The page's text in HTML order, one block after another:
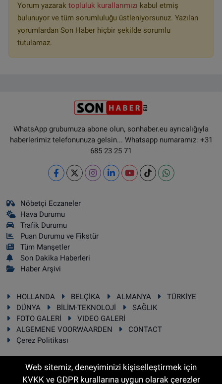
Yorum yazarak topluluk kurallarımızı kabul etmiş
bulunuyor ve tüm sorumluluğu üstleniyorsunuz. Yazılan
yorumlardan Son Haber hiçbir şekilde sorumlu
tutulamaz.
WhatsApp grubumuza abone olun, sonhaber.eu ayrıcalığıyla
haberlerimiz telefonunuza gelsin... Whatsapp numaramız: +31
685 23 25 71
Nöbetçi Eczaneler
Hava Durumu
Trafik Durumu
Puan Durumu ve Fikstür
Tüm Manşetler
Son Dakika Haberleri
Haber Arşivi
HOLLANDA BELÇİKA ALMANYA
TÜRKİYE
DÜNYA
BİLİM-TEKNOLOJİ
SAĞLIK
FOTO GALERİ
VIDEO GALERİ
ALGEMENE VOORWAARDEN
CONTACT
Çerez Politikası
Web sitemiz, deneyiminizi kişiselleştirmek için
KVKK ve GDPR kurallarına uygun olarak çerezler